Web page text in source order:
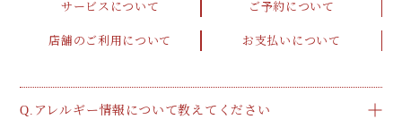
サービスについて ご予約について
店舗のご利用について お支払いについて
Q.アレルギー情報について教えてください